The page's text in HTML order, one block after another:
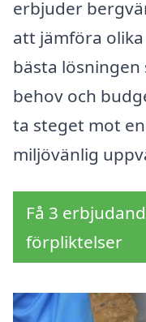
erbjuder
att jämföra
bästa lösningen
behov och
ta steget mot
miljövänlig
Få 3
förpliktelser